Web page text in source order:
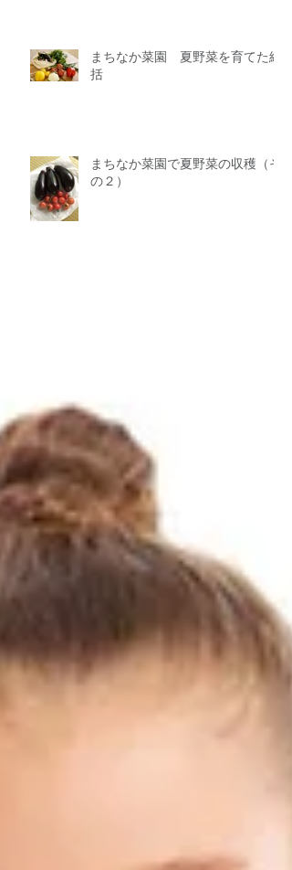
まちなか菜園 夏野菜を育てた総
括
まちなか菜園で夏野菜の収穫（そ
の２）